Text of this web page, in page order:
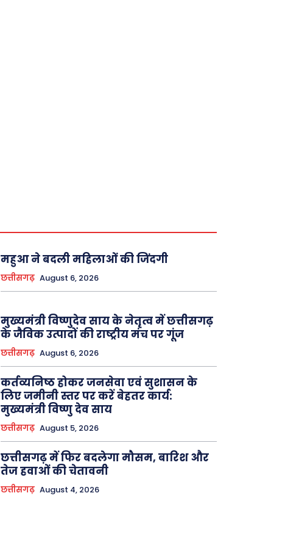
महुआ ने बदली महिलाओं की जिंदगी
छत्तीसगढ़ August 6, 2026
मुख्यमंत्री विष्णुदेव साय के नेतृत्व में छत्तीसगढ़
के जैविक उत्पादों की राष्ट्रीय मंच पर गूंज
छत्तीसगढ़ August 6, 2026
कर्तव्यनिष्ठ होकर जनसेवा एवं सुशासन के
लिए जमीनी स्तर पर करें बेहतर कार्य:
मुख्यमंत्री विष्णु देव साय
छत्तीसगढ़ August 5, 2026
छत्तीसगढ़ में फिर बदलेगा मौसम, बारिश और
तेज हवाओं की चेतावनी
छत्तीसगढ़ August 4, 2026